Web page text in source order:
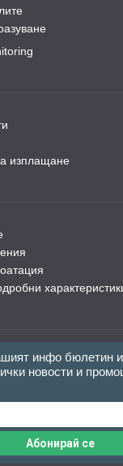
изплащане
инфо бюлетин
новости и
Абонирай се